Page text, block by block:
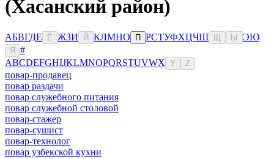
(Хасанский район)
АБВГДЕ Ё ЖЗИ Й КЛМНО П РСТУФХЦЧШ Ы ЭЮ
Я
#
ABCDEFGHIJKLMNOPQRSTUVWX Y Z
повар-продавец
повар раздачи
повар служебного питания
повар служебной столовой
повар-стажер
повар-сушист
повар-технолог
повар узбекской кухни